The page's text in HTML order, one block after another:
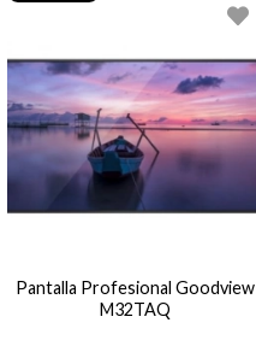
Pantalla Profesional Goodview
M32TAQ